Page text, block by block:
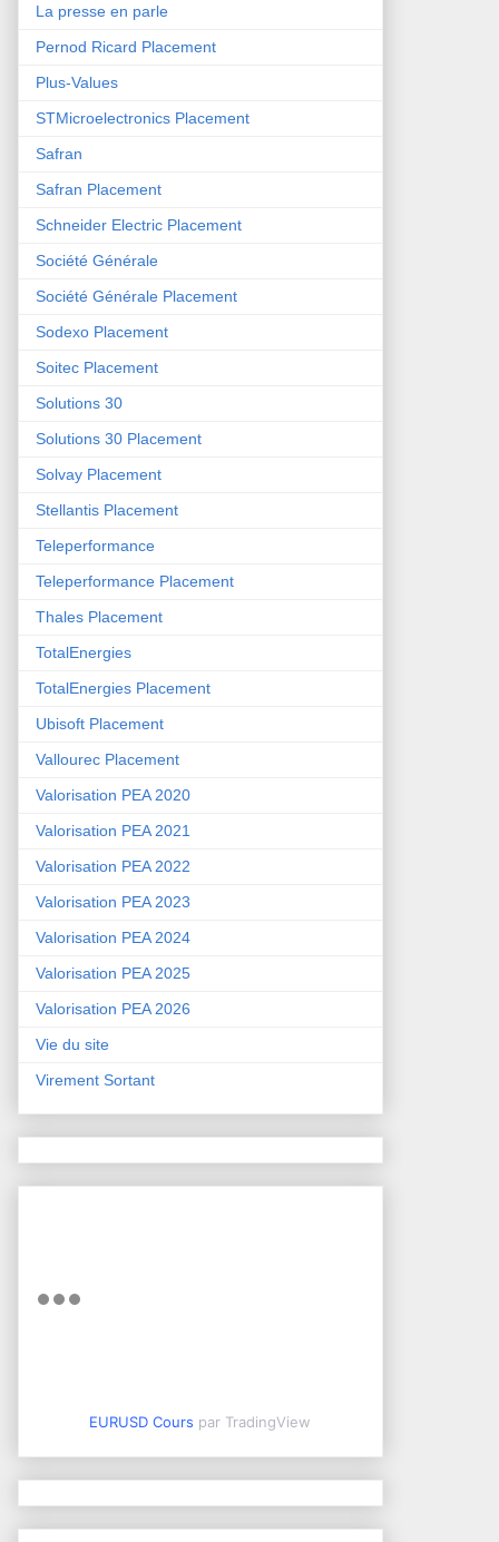
La presse en parle
Pernod Ricard Placement
Plus-Values
STMicroelectronics Placement
Safran
Safran Placement
Schneider Electric Placement
Société Générale
Société Générale Placement
Sodexo Placement
Soitec Placement
Solutions 30
Solutions 30 Placement
Solvay Placement
Stellantis Placement
Teleperformance
Teleperformance Placement
Thales Placement
TotalEnergies
TotalEnergies Placement
Ubisoft Placement
Vallourec Placement
Valorisation PEA 2020
Valorisation PEA 2021
Valorisation PEA 2022
Valorisation PEA 2023
Valorisation PEA 2024
Valorisation PEA 2025
Valorisation PEA 2026
Vie du site
Virement Sortant
EURUSD Cours par TradingView